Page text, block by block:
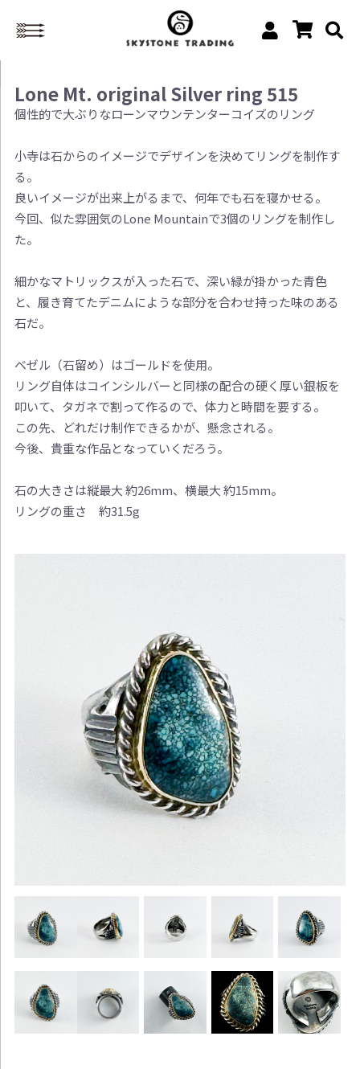
Lone Mt. original Silver ring 515
個性的で大ぶりなローンマウンテンターコイズのリング
小寺は石からのイメージでデザインを決めてリングを制作す
る。
良いイメージが出来上がるまで、何年でも石を寝かせる。
今回、似た雰囲気のLone Mountainで3個のリングを制作し
た。
細かなマトリックスが入った石で、深い緑が掛かった青色
と、履き育てたデニムにような部分を合わせ持った味のある
石だ。
ベゼル（石留め）はゴールドを使用。
リング自体はコインシルバーと同様の配合の硬く厚い銀板を
叩いて、タガネで割って作るので、体力と時間を要する。
この先、どれだけ制作できるかが、懸念される。
今後、貴重な作品となっていくだろう。
石の大きさは縦最大 約26mm、横最大 約15mm。
リングの重さ 約31.5g